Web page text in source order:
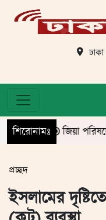
ঢাকা
শিরোনামঃজিয়া পরিষদের
প্রচ্ছদ
ইসলামের